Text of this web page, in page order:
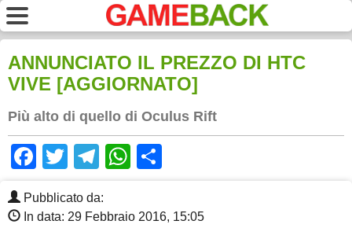
ANNUNCIATO IL PREZZO DI HTC
VIVE [AGGIORNATO]
Più alto di quello di Oculus Rift
Facebook
TwitterTelegram
WhatsApp
Pubblicato da:
In data: 29 Febbraio 2016, 15:05